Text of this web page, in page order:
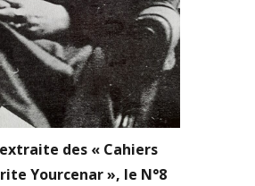
des « Cahiers
Yourcenar », le N°8